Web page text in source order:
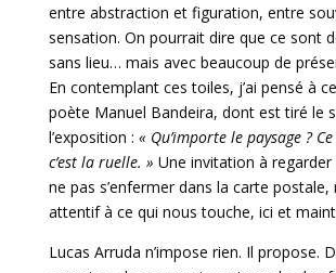
entre abstraction et figuration, entre
sensation. On pourrait dire que ce sont
sans lieu… mais avec beaucoup de
En contemplant ces toiles, j’ai pensé à
poète Manuel Bandeira, dont est tiré le
l’exposition : « Qu’importe le paysage ?
c’est la ruelle. » Une invitation à
ne pas s’enfermer dans la carte
attentif à ce qui nous touche, ici et
Lucas Arruda n’impose rien. Il propose.